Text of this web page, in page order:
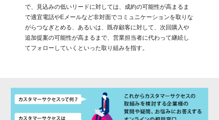
で、見込みの低いリードに対しては、成約の可能性が高まるま
で適宜電話やEメールなど非対面でコミュニケーションを取りな
がらつなぎとめる、あるいは、既存顧客に対して、次回購入や
追加提案の可能性が高まるまで、営業担当者に代わって継続し
てフォローしていくといった取り組みを指す。